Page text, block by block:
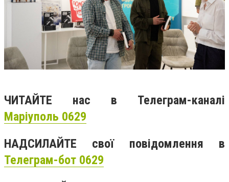
ЧИТАЙТЕ нас в Телеграм-каналі
Маріуполь 0629
НАДСИЛАЙТЕ свої повідомлення в
Телеграм-бот 0629